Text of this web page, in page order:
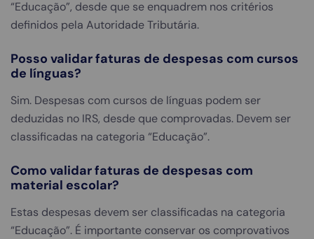
“Educação”, desde que se enquadrem nos critérios
definidos pela Autoridade Tributária.
Posso validar faturas de despesas com cursos
de línguas?
Sim. Despesas com cursos de línguas podem ser
deduzidas no IRS, desde que comprovadas. Devem ser
classificadas na categoria “Educação”.
Como validar faturas de despesas com
material escolar?
Estas despesas devem ser classificadas na categoria
“Educação”. É importante conservar os comprovativos